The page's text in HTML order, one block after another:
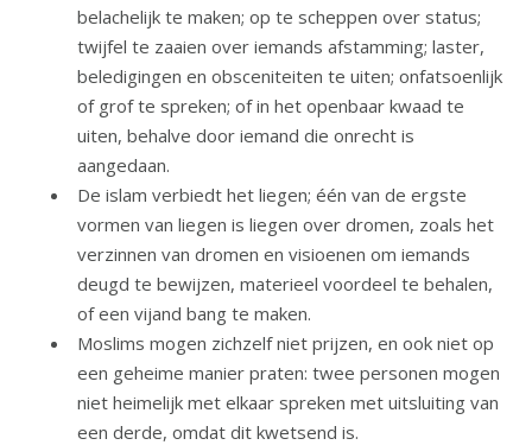
belachelijk te maken; op te scheppen over status;
twijfel te zaaien over iemands afstamming; laster,
beledigingen en obsceniteiten te uiten; onfatsoenlijk
of grof te spreken; of in het openbaar kwaad te
uiten, behalve door iemand die onrecht is
aangedaan.
De islam verbiedt het liegen; één van de ergste
vormen van liegen is liegen over dromen, zoals het
verzinnen van dromen en visioenen om iemands
deugd te bewijzen, materieel voordeel te behalen,
of een vijand bang te maken.
Moslims mogen zichzelf niet prijzen, en ook niet op
een geheime manier praten: twee personen mogen
niet heimelijk met elkaar spreken met uitsluiting van
een derde, omdat dit kwetsend is.